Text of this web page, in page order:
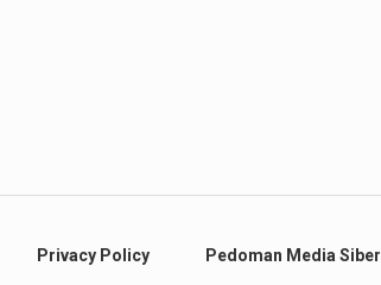
Privacy Policy Pedoman Media Siber